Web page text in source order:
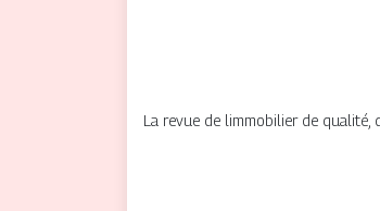
La revue de limmobilier de qualité,